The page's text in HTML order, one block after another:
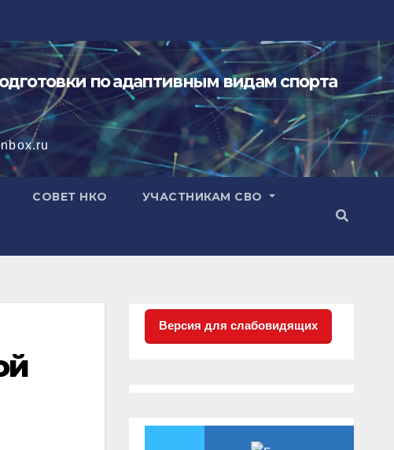
по адаптивным видам спорта
СОВЕТ НКО УЧАСТНИКАМ СВО
Версия для слабовидящих